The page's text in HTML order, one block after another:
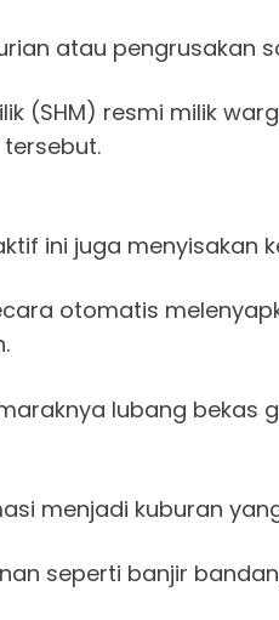
atau pengrusakan
(SHM) resmi milik
tersebut.
ini juga menyisakan
otomatis
lubang
menjadi kuburan
seperti banjir